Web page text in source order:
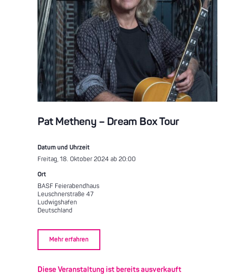
Pat Metheny – Dream Box Tour
Datum und Uhrzeit
Freitag, 18. Oktober 2024 ab 20:00
Ort
BASF Feierabendhaus
Leuschnerstraße 47
Ludwigshafen
Deutschland
Mehr erfahren
Diese Veranstaltung ist bereits ausverkauft